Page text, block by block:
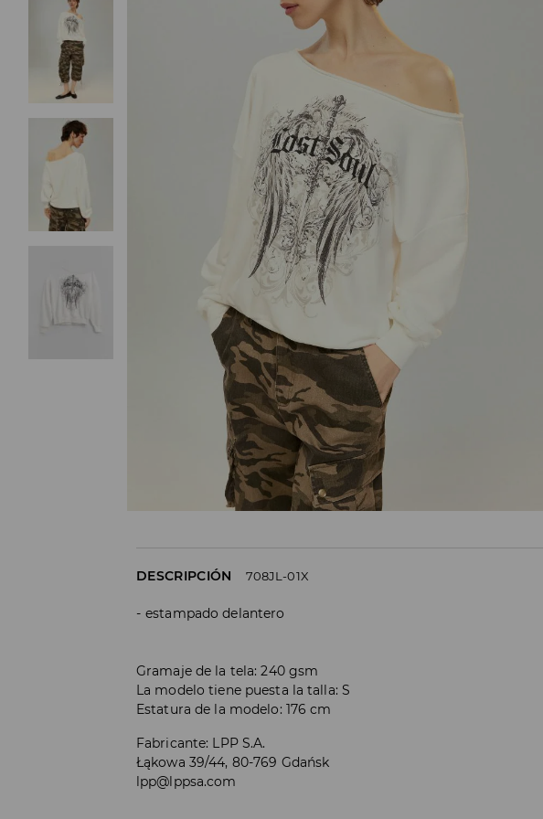
DESCRIPCIÓN 708JL-01X
estampado delantero
Gramaje de la tela: 240 gsm
La modelo tiene puesta la talla: S
Estatura de la modelo: 176 cm
Fabricante: LPP S.A.
Łąkowa 39/44, 80-769 Gdańsk
lpp@lppsa.com